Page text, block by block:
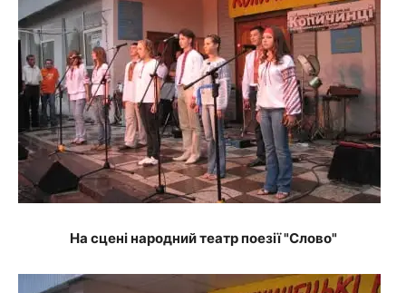
На сцені народний театр поезії "Слово"